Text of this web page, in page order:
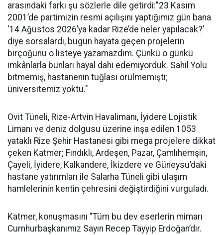
arasındaki farkı şu sözlerle dile getirdi:"23 Kasım
2001’de partimizin resmi açılışını yaptığımız gün bana
'14 Ağustos 2026’ya kadar Rize’de neler yapılacak?'
diye sorsalardı, bugün hayata geçen projelerin
birçoğunu o listeye yazamazdım. Çünkü o günkü
imkânlarla bunları hayal dahi edemiyorduk. Sahil Yolu
bitmemiş, hastanenin tuğlası örülmemişti;
üniversitemiz yoktu."
Ovit Tüneli, Rize-Artvin Havalimanı, İyidere Lojistik
Limanı ve deniz dolgusu üzerine inşa edilen 1053
yataklı Rize Şehir Hastanesi gibi mega projelere dikkat
çeken Katmer; Fındıklı, Ardeşen, Pazar, Çamlıhemşin,
Çayeli, İyidere, Kalkandere, İkizdere ve Güneysu’daki
hastane yatırımları ile Salarha Tüneli gibi ulaşım
hamlelerinin kentin çehresini değiştirdiğini vurguladı.
Katmer, konuşmasını "Tüm bu dev eserlerin mimarı
Cumhurbaşkanımız Sayın Recep Tayyip Erdoğan’dır.